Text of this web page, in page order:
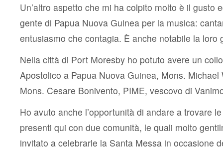
Un’altro aspetto che mi ha colpito molto è il gusto
gente di Papua Nuova Guinea per la musica:
entusiasmo che contagia. È anche notabile la loro
Nella città di Port Moresby ho potuto avere un
Apostolico a Papua Nuova Guinea, Mons. Michael
Mons. Cesare Bonivento, PIME, vescovo di
Ho avuto anche l’opportunità di andare a trovare
presenti qui con due comunità, le quali molto
invitato a celebrarle la Santa Messa in occasione